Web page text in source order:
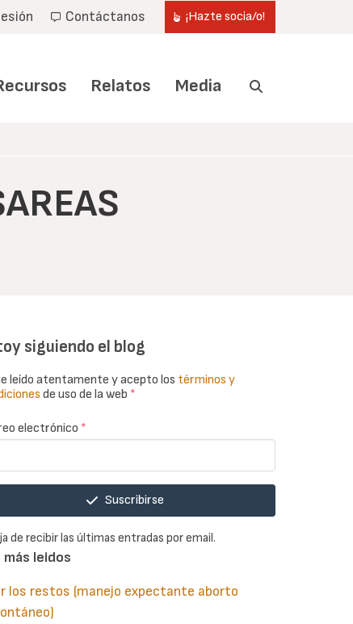
Contáctanos ¡Hazte socia/o!
Relatos Media
siguiendo el blog
leído atentamente y acepto los términos y
de uso de la web *
electrónico *
Suscribirse
de recibir las últimas entradas por email.
más leidos
los restos (manejo expectante aborto